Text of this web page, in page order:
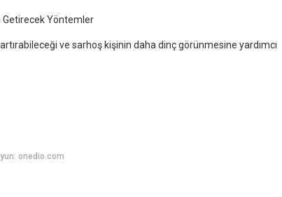
Getirecek Yöntemler
ve sarhoş kişinin daha dinç görünmesine yardımcı
onedio.com